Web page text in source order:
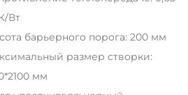
Вт
барьерного порога: 200 мм
размер створки:
мм